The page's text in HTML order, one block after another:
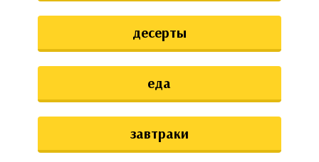
десерты
еда
завтраки